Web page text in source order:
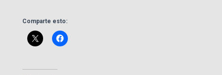
Comparte esto: